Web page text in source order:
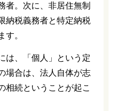
者。次に、非居住無制
納税義務者と特定納税
す。
は、「個人」という定
場合は、法人自体が志
相続ということが起こ